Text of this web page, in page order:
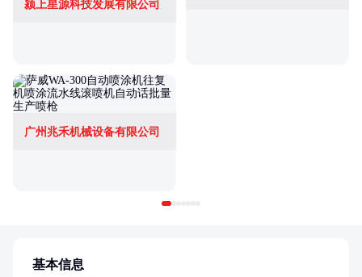
颍上星源科技发展有限公司
广州兆禾机械设备有限公司
基本信息